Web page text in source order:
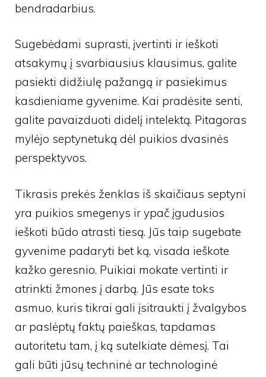
bendradarbius.
Sugebėdami suprasti, įvertinti ir ieškoti
atsakymų į svarbiausius klausimus, galite
pasiekti didžiulę pažangą ir pasiekimus
kasdieniame gyvenime. Kai pradėsite senti,
galite pavaizduoti didelį intelektą. Pitagoras
mylėjo septynetuką dėl puikios dvasinės
perspektyvos.
Tikrasis prekės ženklas iš skaičiaus septyni
yra puikios smegenys ir ypač įgudusios
ieškoti būdo atrasti tiesą. Jūs taip sugebate
gyvenime padaryti bet ką, visada ieškote
kažko geresnio. Puikiai mokate vertinti ir
atrinkti žmones į darbą. Jūs esate toks
asmuo, kuris tikrai gali įsitraukti į žvalgybos
ar paslėptų faktų paieškas, tapdamas
autoritetu tam, į ką sutelkiate dėmesį. Tai
gali būti jūsų techninė ar technologinė